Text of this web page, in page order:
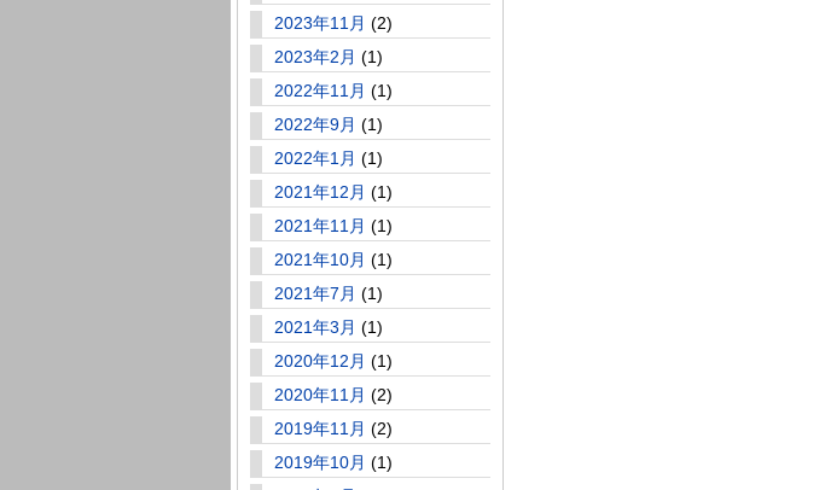
2023年11月 (2)
2023年2月 (1)
2022年11月 (1)
2022年9月 (1)
2022年1月 (1)
2021年12月 (1)
2021年11月 (1)
2021年10月 (1)
2021年7月 (1)
2021年3月 (1)
2020年12月 (1)
2020年11月 (2)
2019年11月 (2)
2019年10月 (1)